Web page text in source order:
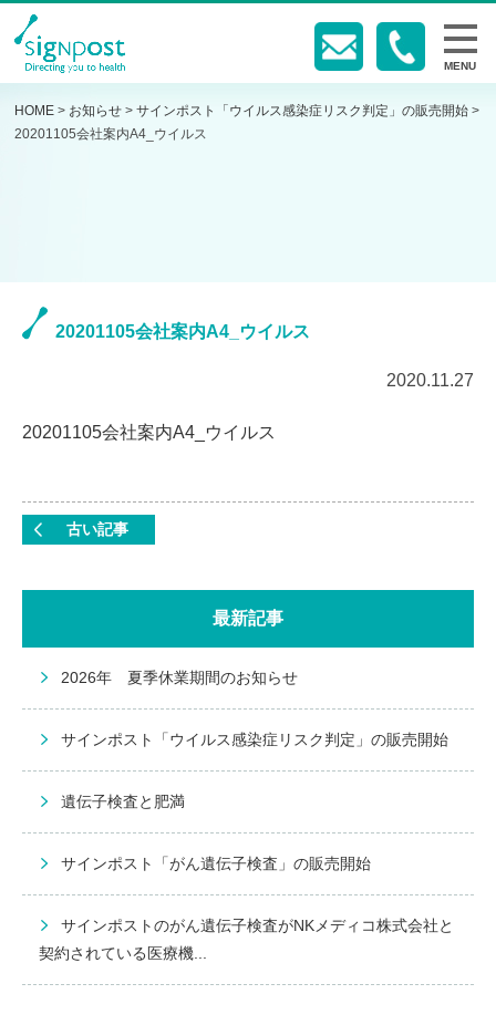
MENU
HOME > お知らせ >サインポスト「ウイルス感染症リスク判定」の販売開始 >
20201105会社案内A4_ウイルス
20201105会社案内A4_ウイルス
2020.11.27
20201105会社案内A4_ウイルス
古い記事
最新記事
2026年 夏季休業期間のお知らせ
サインポスト「ウイルス感染症リスク判定」の販売開始
遺伝子検査と肥満
サインポスト「がん遺伝子検査」の販売開始
サインポストのがん遺伝子検査がNKメディコ株式会社と
契約されている医療機...